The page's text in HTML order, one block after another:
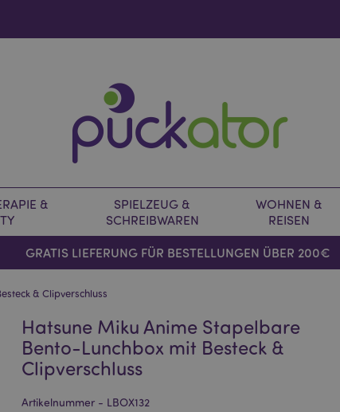
&
SPIELZEUG &
SCHREIBWAREN
WOHNEN &
REISEN
GRATIS LIEFERUNG FÜR BESTELLUNGEN ÜBER 200€
& Clipverschluss
Hatsune Miku Anime Stapelbare
Bento-Lunchbox mit Besteck &
Clipverschluss
Artikelnummer - LBOX132